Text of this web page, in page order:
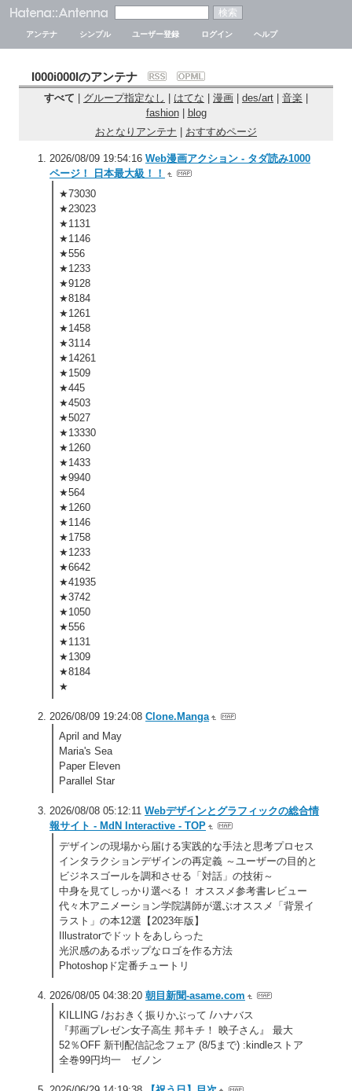
アンテナ シンプル ユーザー登録 ログイン ヘルプ
I000i000Iのアンテナ
すべて | グループ指定なし | はてな | 漫画 | des/art | 音楽 |
fashion| blog
おとなりアンテナ
おすすめページ
2026/08/09 19:54:16 Web漫画アクション - タダ読み1000
ページ！ 日本最大級！！
★73030
★23023
★1131
★1146
★556
★1233
★9128
★8184
★1261
★1458
★3114
★14261
★1509
★445
★4503
★5027
★13330
★1260
★1433
★9940
★564
★1260
★1146
★1758
★1233
★6642
★41935
★3742
★1050
★556
★1131
★1309
★8184
★
2026/08/09 19:24:08 Clone.Manga
April and May
Maria's Sea
Paper Eleven
Parallel Star
2026/08/08 05:12:11 Webデザインとグラフィックの総合情
報サイト - MdN Interactive - TOP
デザインの現場から届ける実践的な手法と思考プロセス
インタラクションデザインの再定義 ～ユーザーの目的と
ビジネスゴールを調和させる「対話」の技術～
中身を見てしっかり選べる！ オススメ参考書レビュー
代々木アニメーション学院講師が選ぶオススメ「背景イ
ラスト」の本12選【2023年版】
Illustratorでドットをあしらった
光沢感のあるポップなロゴを作る方法
Photoshopド定番チュートリ
2026/08/05 04:38:20 朝目新聞-asame.com
KILLING /おおきく振りかぶって /ハナバス
『邦画プレゼン女子高生 邦キチ！ 映子さん』 最大
52％OFF 新刊配信記念フェア (8/5まで) :kindleストア
全巻99円均一 ゼノン